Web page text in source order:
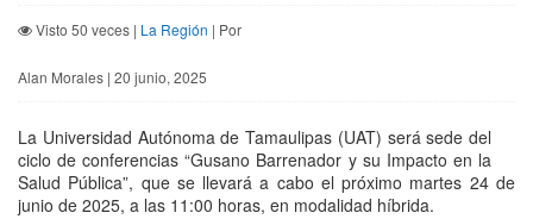
Visto 50 veces | La Región | Por
Alan Morales | 20 junio, 2025
La Universidad Autónoma de Tamaulipas (UAT) será sede del
ciclo de conferencias “Gusano Barrenador y su Impacto en la
Salud Pública”, que se llevará a cabo el próximo martes 24 de
junio de 2025, a las 11:00 horas, en modalidad híbrida.